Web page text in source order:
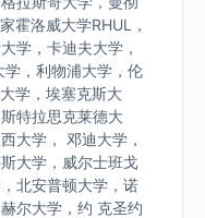
霍洛威大学RHUL，
学，卡迪夫大学，
，利物浦大学，伦
学，埃塞克斯大
特拉思克莱德大
大学， 邓迪大学，
大学，威尔士班戈
北安普顿大学，诺
尔大学，约 克圣约